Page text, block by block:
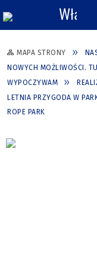
MAPA STRONY
NOWYCH MOŻLIWOŚCI.
WYPOCZYWAM
LETNIA PRZYGODA W
ROPE PARK
Włącz